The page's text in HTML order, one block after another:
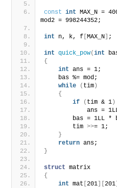
const int MAX_N =
mod2 = 998244352;
int n, k, f [MAX_N] ;
int quick_pow(int
{
int ans = 1;
    bas %= mod;
while
( tim)
{
if
( tim & 1)
ans =
bas = 1LL *
        tim
>>= 1;
}
return ans;
}
struct matrix
{
int mat [201][201]